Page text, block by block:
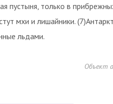
пустыня, только в
мхи и лишайники.
льдами.
Объект